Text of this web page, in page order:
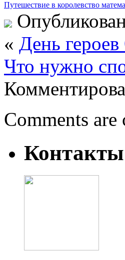
Путешествие в королевство
« День героев
Что нужно
Comments are
Контакты